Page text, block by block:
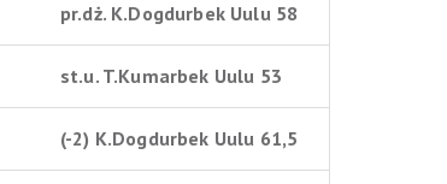
pr.dż. K.Dogdurbek Uulu 58
st.u. T.Kumarbek Uulu 53
(-2) K.Dogdurbek Uulu 61,5